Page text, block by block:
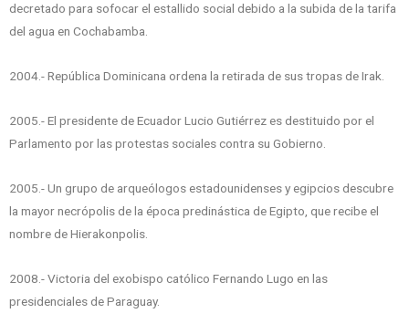
decretado para sofocar el estallido social debido a la subida de la tarifa
del agua en Cochabamba.
2004.- República Dominicana ordena la retirada de sus tropas de Irak.
2005.- El presidente de Ecuador Lucio Gutiérrez es destituido por el
Parlamento por las protestas sociales contra su Gobierno.
2005.- Un grupo de arqueólogos estadounidenses y egipcios descubre
la mayor necrópolis de la época predinástica de Egipto, que recibe el
nombre de Hierakonpolis.
2008.- Victoria del exobispo católico Fernando Lugo en las
presidenciales de Paraguay.